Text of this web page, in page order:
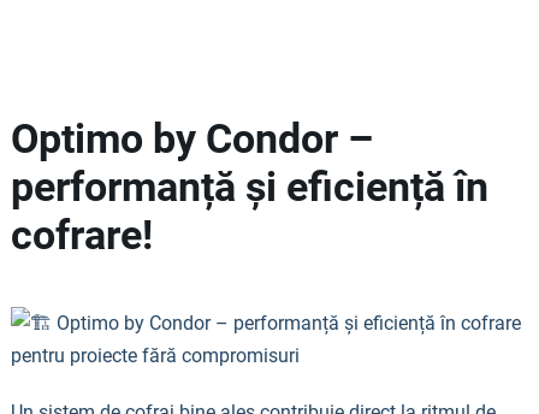
Optimo by Condor –
performanță și eficiență în
cofrare!
Optimo by Condor – performanță și eficiență în cofrare
pentru proiecte fără compromisuri